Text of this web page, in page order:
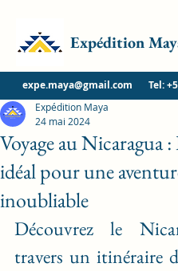
expe.maya@gmail.com Tel:
Expédition
Voyage au Nicaragua
idéal pour une
inoubliable
Expédition Maya
24 mai 2024
Découvrez le
travers un itinéraire